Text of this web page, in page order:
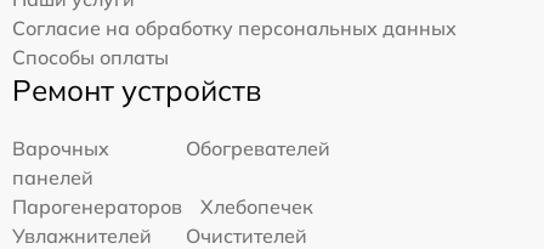
Согласие на обработку персональных данных
Способы оплаты
Ремонт устройств
Варочных
панелей
Обогревателей
Парогенераторов
Хлебопечек
Увлажнителей
Очистителей